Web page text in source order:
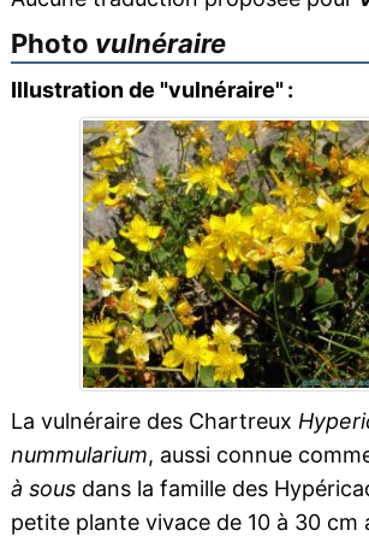
Photo vulnéraire
Illustration de "vulnéraire" :
La vulnéraire des Chartreux
nummularium, aussi connue
à sousdans la famille des
petite plante vivace de 10 à 30 cm